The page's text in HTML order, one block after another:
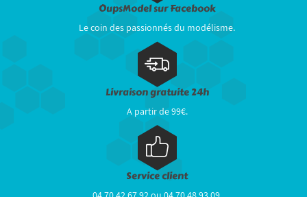
OupsModel sur Facebook
Le coin des passionnés du modélisme.
Livraison gratuite 24h
A partir de 99€.
Service client